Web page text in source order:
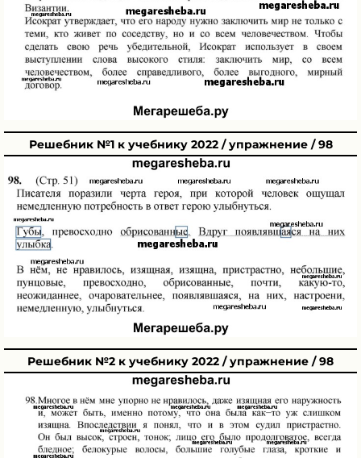
Решебник №1 к учебнику 2022 / упражнение / 98
Решебник №2 к учебнику 2022 / упражнение / 98